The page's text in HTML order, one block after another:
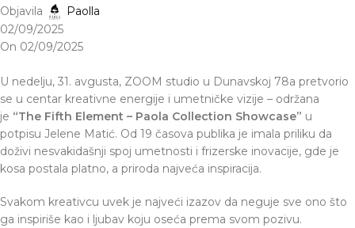
Objavila
Paolla
02/09/2025
On 02/09/2025
U nedelju, 31. avgusta, ZOOM studio u Dunavskoj 78a pretvorio
se u centar kreativne energije i umetničke vizije – održana
je “The Fifth Element – Paola Collection Showcase” u
potpisu Jelene Matić. Od 19 časova publika je imala priliku da
doživi nesvakidašnji spoj umetnosti i frizerske inovacije, gde je
kosa postala platno, a priroda najveća inspiracija.
Svakom kreativcu uvek je najveći izazov da neguje sve ono što
ga inspiriše kao i ljubav koju oseća prema svom pozivu.